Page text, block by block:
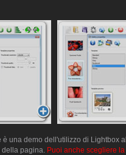
è una demo dell'utilizzo di Lightbox
pagina. Puoi anche scegliere